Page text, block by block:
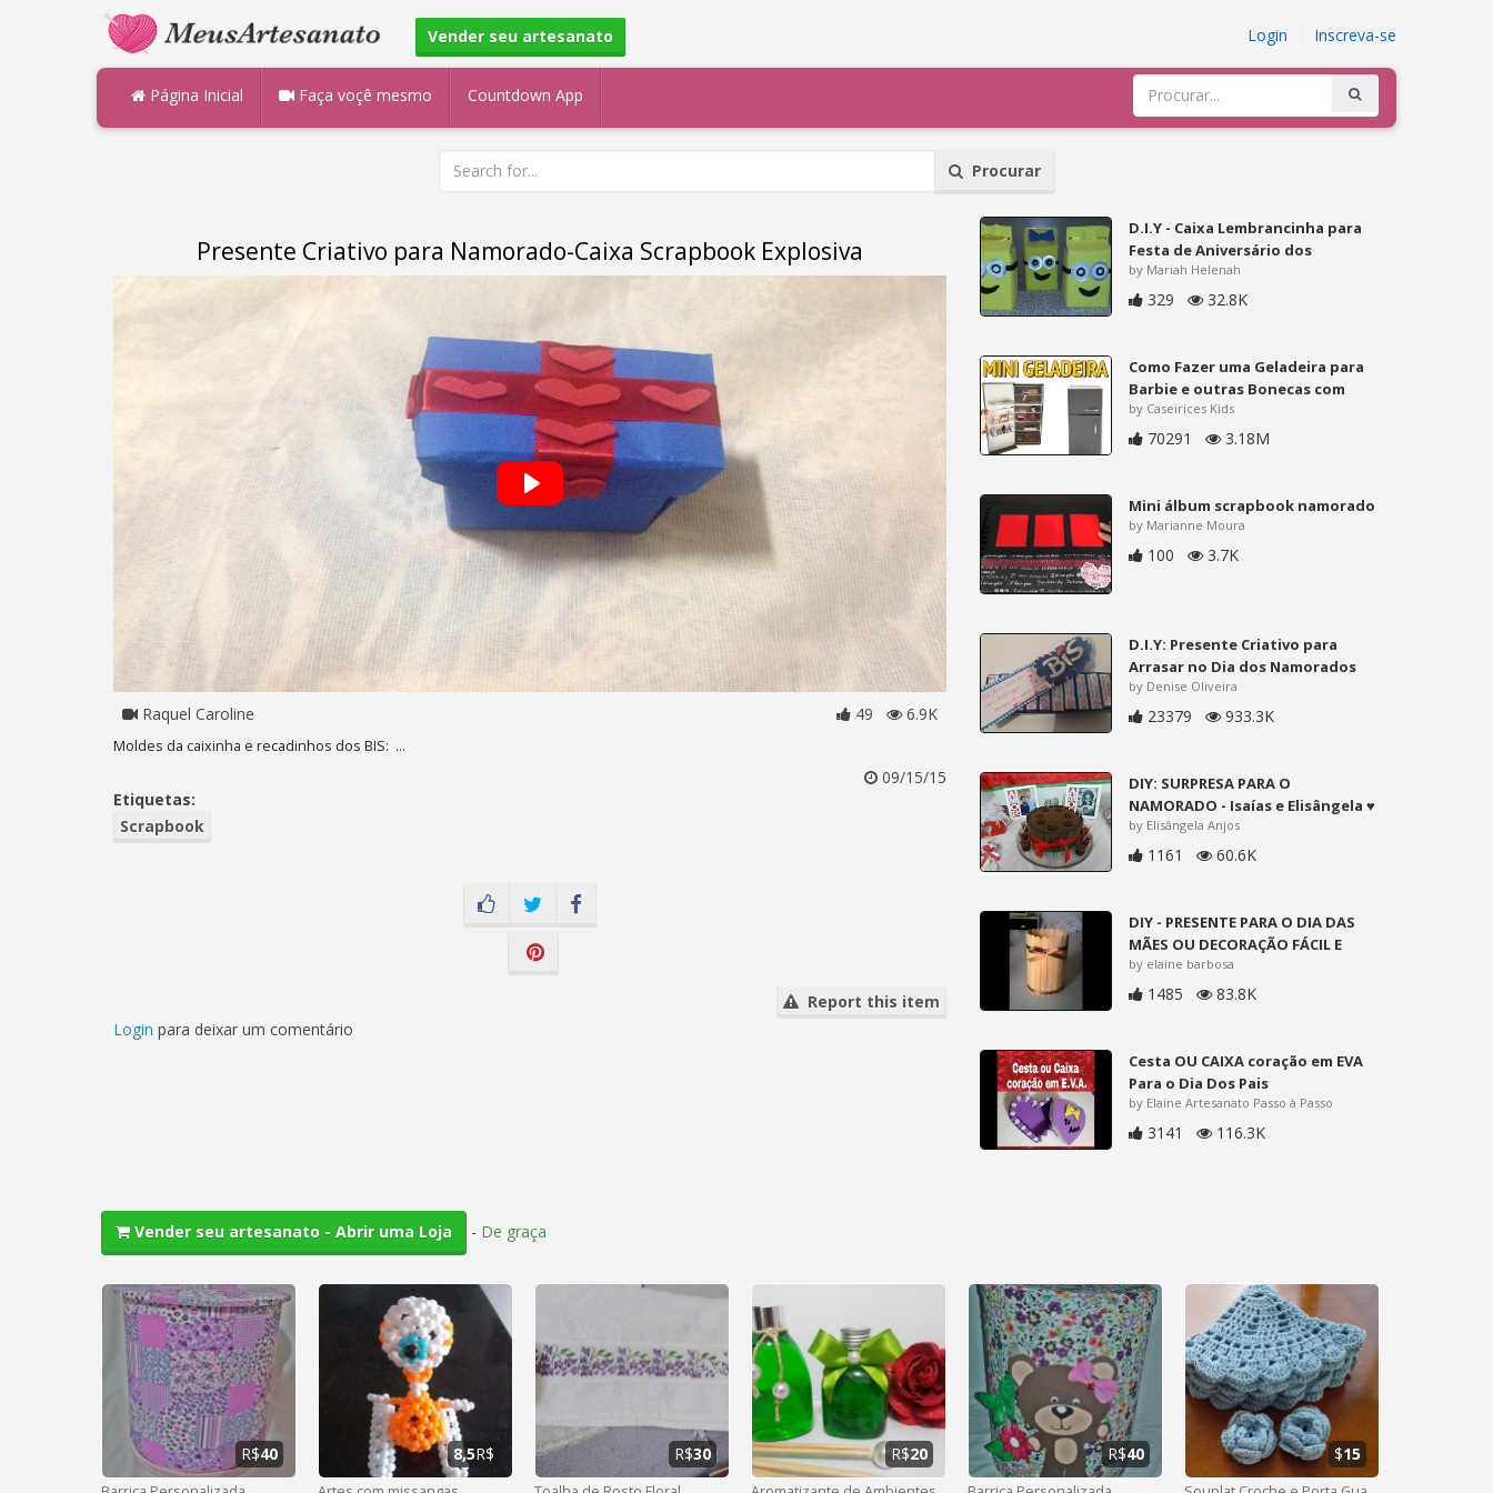
Vender seu artesanato Login Inscreva-se
Página Inicial Faça voçê mesmo Countdown App
Procurar
Presente Criativo para Namorado-Caixa Scrapbook Explosiva
Raquel Caroline 49 6.9K
Moldes da caixinha e recadinhos dos BIS: ...
09/15/15
Etiquetas:
Scrapbook
Report this item
Login para deixar um comentário
D.I.Y - Caixa Lembrancinha para
Festa de Aniversário dos
by Mariah Helenah
329 32.8K
Como Fazer uma Geladeira para
Barbie e outras Bonecas com
by Caseirices Kids
70291 3.18M
Mini álbum scrapbook namorado
by Marianne Moura
100 3.7K
D.I.Y: Presente Criativo para
Arrasar no Dia dos Namorados
by Denise Oliveira
23379 933.3K
DIY: SURPRESA PARA O
NAMORADO - Isaías e Elisângela ♥
by Elisângela Anjos
1161 60.6K
DIY - PRESENTE PARA O DIA DAS
MÃES OU DECORAÇÃO FÁCIL E
by elaine barbosa
1485 83.8K
Cesta OU CAIXA coração em EVA
Para o Dia Dos Pais
by Elaine Artesanato Passo à Passo
3141 116.3K
Vender seu artesanato - Abrir uma Loja - De graça
R$40 8,5R$ R$30 R$20 R$40 $15